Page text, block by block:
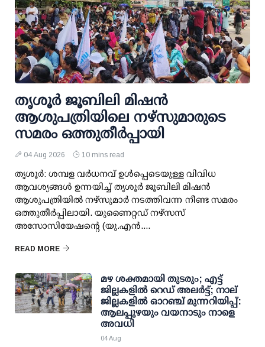
തൃശൂര്‍ ജൂബിലി മിഷന്‍
ആശുപത്രിയിലെ നഴ്സുമാരുടെ
സമരം ഒത്തുതീര്‍പ്പായി
04 Aug 2026 10 mins read
തൃശൂര്‍: ശമ്പള വര്‍ധനവ് ഉള്‍പ്പെടെയുള്ള വിവിധ
ആവശ്യങ്ങള്‍ ഉന്നയിച്ച് തൃശൂര്‍ ജൂബിലി മിഷന്‍
ആശുപത്രിയില്‍ നഴ്സുമാര്‍ നടത്തിവന്ന നീണ്ട സമരം
ഒത്തുതീര്‍പ്പിലായി. യുണൈറ്റഡ് നഴ്സസ്
അസോസിയേഷന്റെ (യു.എന്‍....
READ MORE
മഴ ശക്തമായി തുടരും; എട്ട്
ജില്ലകളില്‍ റെഡ് അലര്‍ട്ട്; നാല്
ജില്ലകളില്‍ ഓറഞ്ച് മുന്നറിയിപ്പ്:
ആലപ്പുഴയും വയനാടും നാളെ
അവധി
04 Aug